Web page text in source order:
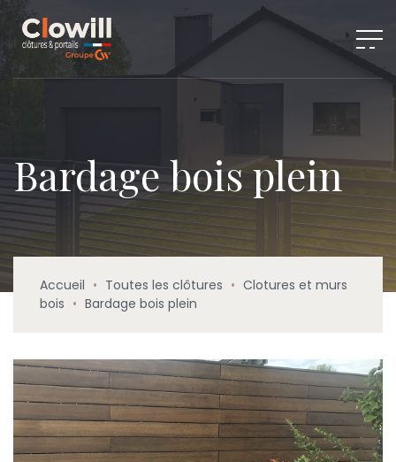
Bardage bois plein
Accueil • Toutes les clôtures • Clotures et murs
bois • Bardage bois plein